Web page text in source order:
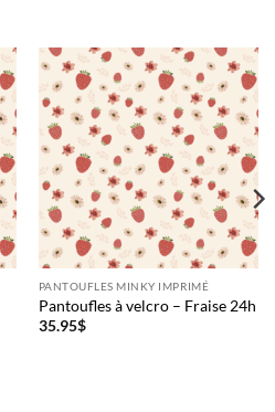
PANTOUFLES MINKY IMPRIMÉ
Pantoufles à velcro – Fraise 24h
35.95$